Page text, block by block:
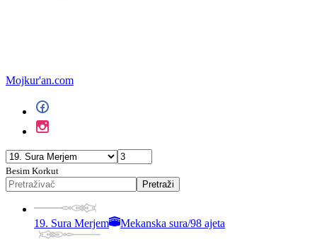
Mojkur'an.com
Besim Korkut
Pretraži
19. Sura Merjem Mekanska sura/98 ajeta